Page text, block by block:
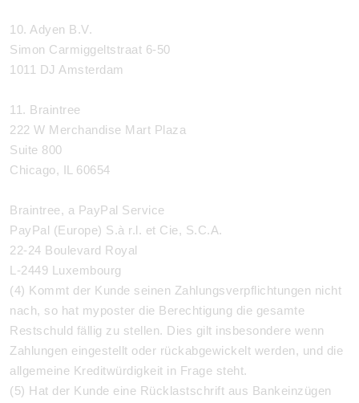
10. Adyen B.V.
Simon Carmiggeltstraat 6-50
1011 DJ Amsterdam
11. Braintree
222 W Merchandise Mart Plaza
Suite 800
Chicago, IL 60654
Braintree, a PayPal Service
PayPal (Europe) S.à r.l. et Cie, S.C.A.
22-24 Boulevard Royal
L-2449 Luxembourg
(4) Kommt der Kunde seinen Zahlungsverpflichtungen nicht
nach, so hat myposter die Berechtigung die gesamte
Restschuld fällig zu stellen. Dies gilt insbesondere wenn
Zahlungen eingestellt oder rückabgewickelt werden, und die
allgemeine Kreditwürdigkeit in Frage steht.
(5) Hat der Kunde eine Rücklastschrift aus Bankeinzügen